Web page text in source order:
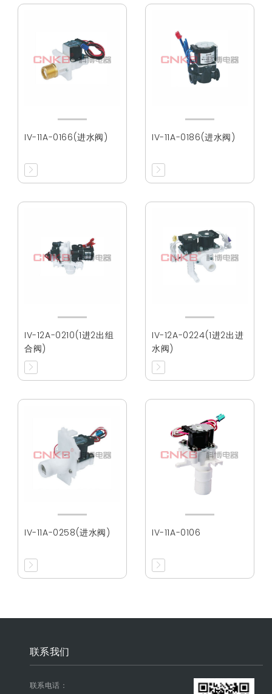
IV-11A-0166(进水阀) IV-11A-0186(进水阀)
IV-12A-0210(1进2出组
合阀)
IV-12A-0224(1进2出进
水阀)
IV-11A-0258(进水阀) IV-11A-0106
联系我们
联系电话：